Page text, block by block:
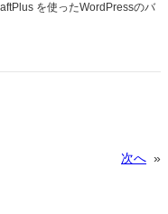
を使ったWordPressのバ
次へ »